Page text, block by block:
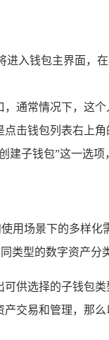
进入钱包主界面，
通常情况下，这
击钱包列表右上角
建子钱包”这一选
用场景下的多样
类型的数字资产分
供选择的子钱包
交易和管理，那